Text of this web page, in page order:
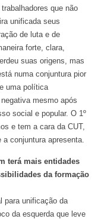
que não
unificada seus
de luta e de
forte, clara,
suas origens, mas
numa conjuntura pior
uma política
mesmo após
social e popular. O 1º
e tem a cara da CUT,
conjuntura apresenta.
terá mais entidades
da formação
para unificação da
da esquerda que leve